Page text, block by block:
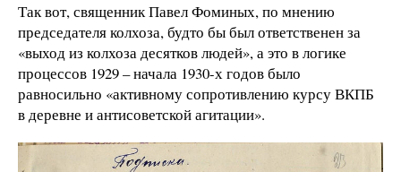
Так вот, священник Павел Фоминых, по мнению
председателя колхоза, будто бы был ответственен за
«выход из колхоза десятков людей», а это в логике
процессов 1929 – начала 1930-х годов было
равносильно «активному сопротивлению курсу ВКПБ
в деревне и антисоветской агитации».